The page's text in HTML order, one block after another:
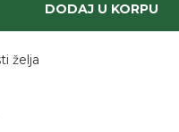
DODAJ U KORPU
želja